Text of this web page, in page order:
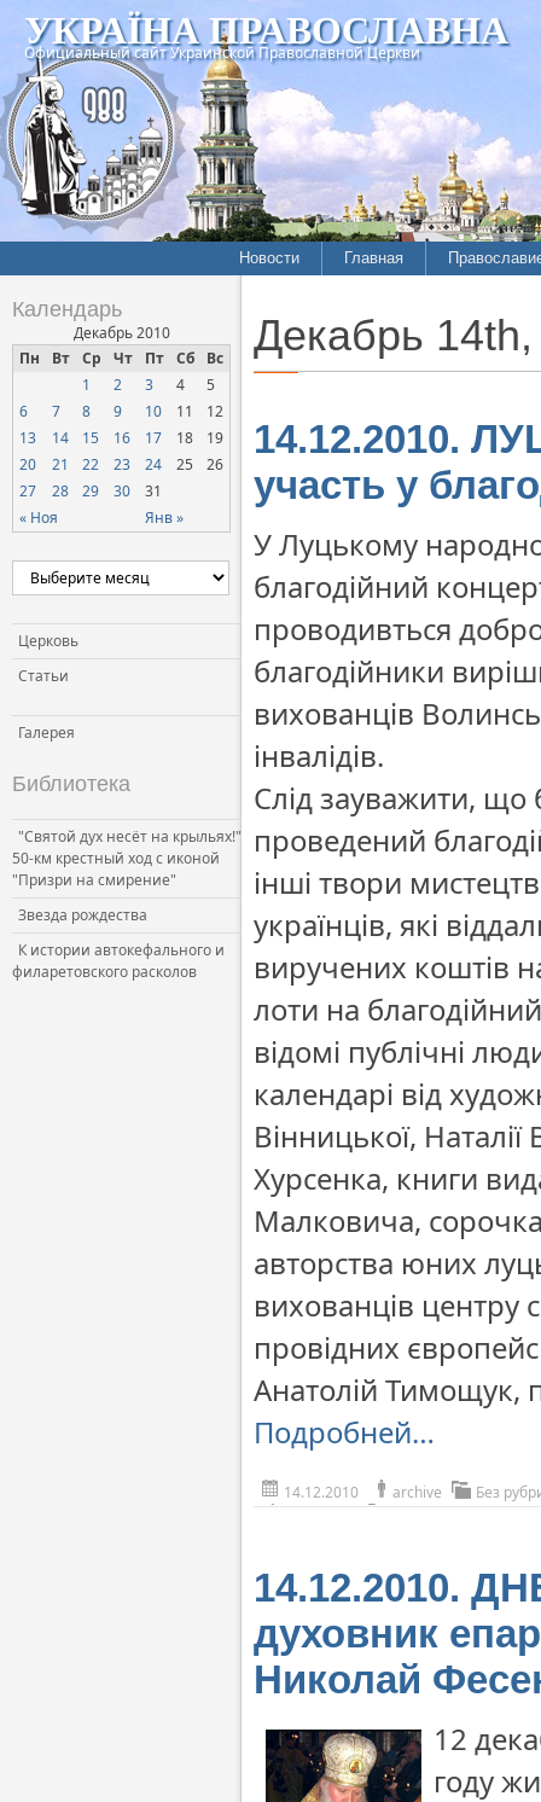
УКРАЇНА ПРАВОСЛАВНА
Официальный сайт Украинской Православной Церкви
Новости Главная
Календарь
Декабрь 2010
Пн
Вт Ср Чт Пт Сб Вс
« Ноя Янв »
1 2 3 4
5
6
7 8 9 10 11
12
13
14 15 16 17 18
19
20
21 22 23 24 25
26
27
28 29 30 31
Церковь
Статьи
Галерея
Библиотека
"Святой дух несёт на крыльях!"
50-км крестный ход с иконой
"Призри на смирение"
Звезда рождества
К истории автокефального и
филаретовского расколов
Декабрь
14.12.2010.
участь у
У Луцькому
благодійний
проводивться
благодійники
вихованців
інвалідів.
Слід зауважити,
проведений
інші твори
українців, які
виручених коштів
лоти на
відомі публічні
календарі від
Вінницької,
Хурсенка, книги
Малковича,
авторства юних
вихованців центру
провідних
Анатолій Тимощук,
Подробней…
14.12.2010 archive Без
14.12.2010.
духовник
Николай
12
году